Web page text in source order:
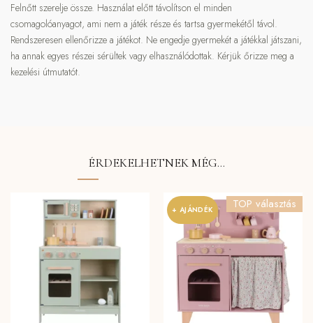
Felnőtt szerelje össze. Használat előtt távolítson el minden
csomagolóanyagot, ami nem a játék része és tartsa gyermekétől távol.
Rendszeresen ellenőrizze a játékot. Ne engedje gyermekét a játékkal játszani,
ha annak egyes részei sérültek vagy elhasználódottak. Kérjük őrizze meg a
kezelési útmutatót.
ÉRDEKELHETNEK MÉG…
+ AJÁNDÉK TOP választás